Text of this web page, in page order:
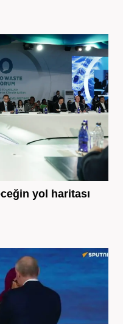
yol haritası